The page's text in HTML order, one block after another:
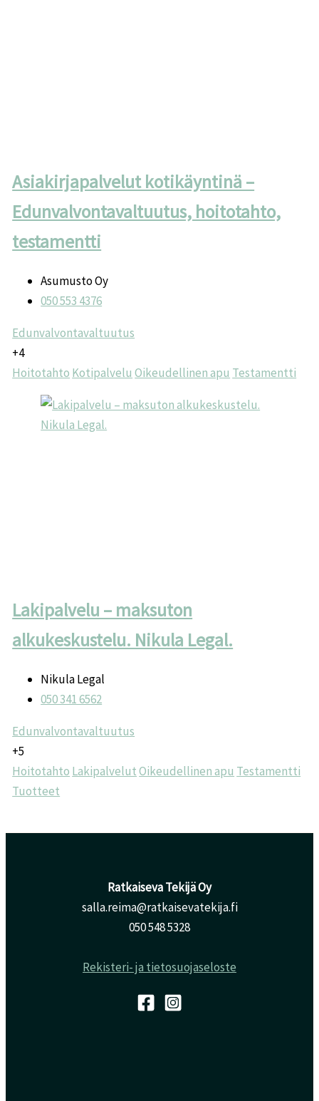
Asiakirjapalvelut kotikäyntinä –
Edunvalvontavaltuutus, hoitotahto,
testamentti
Asumusto Oy
050 553 4376
Edunvalvontavaltuutus
+4
Hoitotahto Kotipalvelu Oikeudellinen apu Testamentti
Lakipalvelu – maksuton
alkukeskustelu. Nikula Legal.
Nikula Legal
050 341 6562
Edunvalvontavaltuutus
+5
Hoitotahto LakipalvelutOikeudellinen apu Testamentti
Tuotteet
Ratkaiseva Tekijä Oy
salla.reima@ratkaisevatekija.fi
050 548 5328
Rekisteri- ja tietosuojaseloste